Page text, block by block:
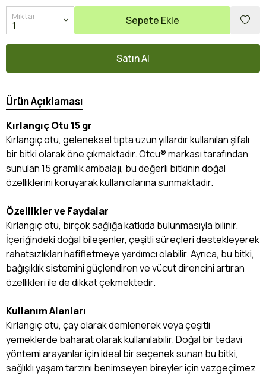
Miktar Sepete Ekle
Satın Al
Ürün Açıklaması
Kırlangıç Otu 15 gr
Kırlangıç otu, geleneksel tıpta uzun yıllardır kullanılan şifalı
bir bitki olarak öne çıkmaktadır. Otcu® markası tarafından
sunulan 15 gramlık ambalajı, bu değerli bitkinin doğal
özelliklerini koruyarak kullanıcılarına sunmaktadır.
Özellikler ve Faydalar
Kırlangıç otu, birçok sağlığa katkıda bulunmasıyla bilinir.
İçeriğindeki doğal bileşenler, çeşitli süreçleri destekleyerek
rahatsızlıkları hafifletmeye yardımcı olabilir. Ayrıca, bu bitki,
bağışıklık sistemini güçlendiren ve vücut direncini artıran
özellikleri ile de dikkat çekmektedir.
Kullanım Alanları
Kırlangıç otu, çay olarak demlenerek veya çeşitli
yemeklerde baharat olarak kullanılabilir. Doğal bir tedavi
yöntemi arayanlar için ideal bir seçenek sunan bu bitki,
sağlıklı yaşam tarzını benimseyen bireyler için vazgeçilmez